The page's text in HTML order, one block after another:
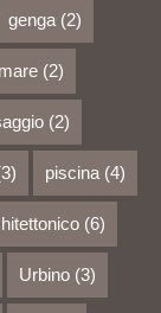
genga (2)
mare (2)
(2)
piscina (4)
(6)
Urbino (3)